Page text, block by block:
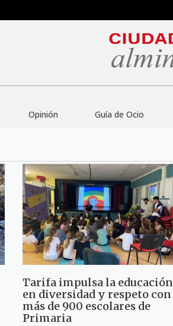
Opinión Guía de Ocio
Tarifa impulsa la educación
en diversidad y respeto con
más de 900 escolares de
Primaria